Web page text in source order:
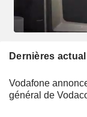
Dernières
Vodafone
général de